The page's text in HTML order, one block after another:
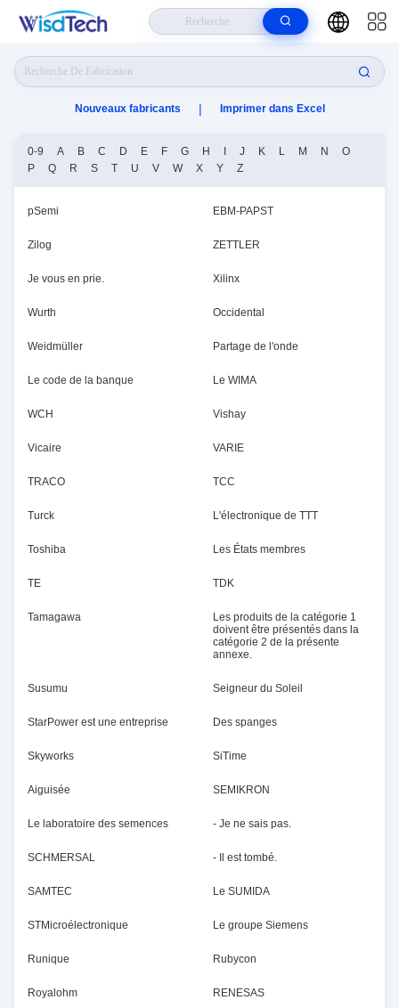
Maison
Nouveaux fabricants | Imprimer dans Excel
0-9 A B C D E F G H J K L M N
O
P
Q R S T U V W X Y Z
pSemi EBM-PAPST
Zilog ZETTLER
Je vous en prie. Xilinx
Wurth Occidental
Weidmüller Partage de l'onde
Le code de la banque Le WIMA
WCH Vishay
Vicaire VARIE
TRACO TCC
Turck L'électronique de TTT
Toshiba Les États membres
TE TDK
Tamagawa
Les produits de la catégorie 1
doivent être présentés dans la
catégorie 2 de la présente
annexe.
Susumu Seigneur du Soleil
StarPower est une entreprise Des spanges
Skyworks SiTime
Aiguisée SEMIKRON
Le laboratoire des semences - Je ne sais pas.
SCHMERSAL - Il est tombé.
SAMTEC Le SUMIDA
STMicroélectronique Le groupe Siemens
Runique Rubycon
Royalohm RENESAS